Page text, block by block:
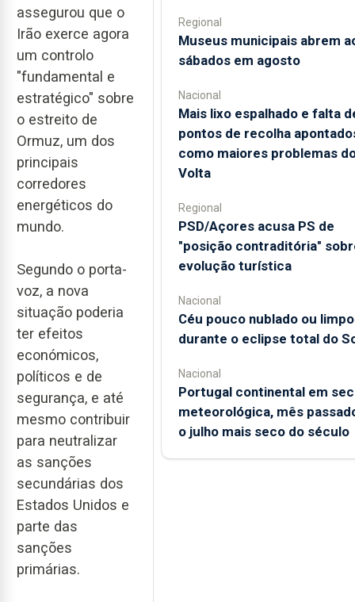
assegurou que o
Irão exerce agora
um controlo
"fundamental e
estratégico" sobre
o estreito de
Ormuz, um dos
principais
corredores
energéticos do
mundo.
Segundo o porta-
voz, a nova
situação poderia
ter efeitos
económicos,
políticos e de
segurança, e até
mesmo contribuir
para neutralizar
as sanções
secundárias dos
Estados Unidos e
parte das
sanções
primárias.
Regional
Museus municipais abrem
sábados em agosto
Nacional
Mais lixo espalhado e falta
pontos de recolha
como maiores problemas
Volta
Regional
PSD/Açores acusa PS de
"posição contraditória"
evolução turística
Nacional
Céu pouco nublado ou limpo
durante o eclipse total do
Nacional
Portugal continental em
meteorológica, mês
o julho mais seco do século